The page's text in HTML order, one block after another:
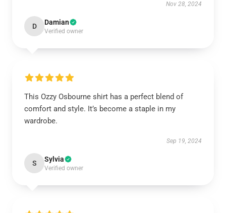
Nov 28, 2024
D Damian
Verified owner
This Ozzy Osbourne shirt has a perfect blend of
comfort and style. It’s become a staple in my
wardrobe.
Sep 19, 2024
S Sylvia
Verified owner